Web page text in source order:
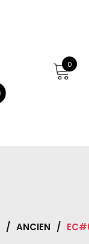
0
/ ANCIEN /